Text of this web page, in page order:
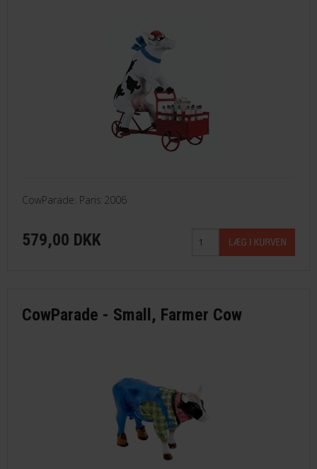
CowParade: Paris 2006
579,00 DKK
CowParade - Small, Farmer Cow